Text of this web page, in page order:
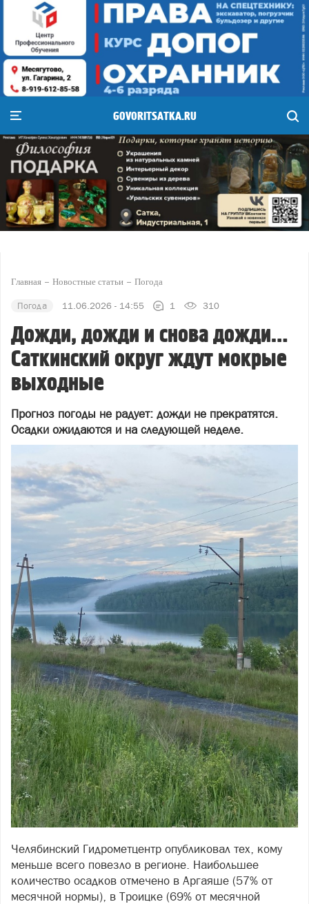
GOVORITSATKA.RU
Главная Новостные статьи Погода
Погода 11.06.2026 - 14:55 1 310
Дожди, дожди и снова дожди…
Саткинский округ ждут мокрые
выходные
Прогноз погоды не радует: дожди не прекратятся.
Осадки ожидаются и на следующей неделе.
Челябинский Гидрометцентр опубликовал тех, кому
меньше всего повезло в регионе. Наибольшее
количество осадков отмечено в Аргаяше (57% от
месячной нормы), в Троицке (69% от месячной